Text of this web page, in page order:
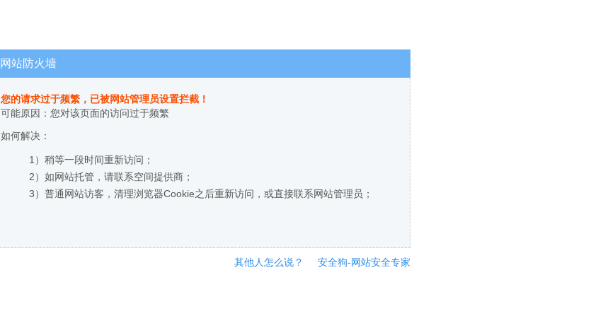
网站防火墙
您的请求过于频繁，已被网站管理员设置拦截！
可能原因：您对该页面的访问过于频繁
如何解决：
1）稍等一段时间重新访问；
2）如网站托管，请联系空间提供商；
3）普通网站访客，清理浏览器Cookie之后重新访问，或直接联系网站管理员；
其他人怎么说？ 安全狗-网站安全专家